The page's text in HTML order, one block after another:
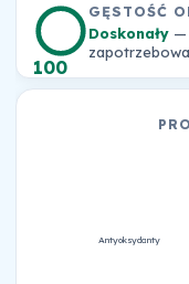
100
GĘSTOŚĆ
Doskonały—
Antyoksydanty